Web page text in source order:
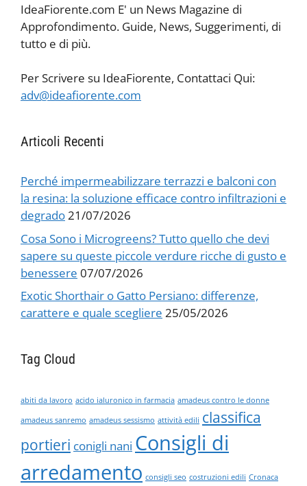
IdeaFiorente.com E' un News Magazine di
Approfondimento. Guide, News, Suggerimenti, di
tutto e di più.
Per Scrivere su IdeaFiorente, Contattaci Qui:
adv@ideafiorente.com
Articoli Recenti
Perché impermeabilizzare terrazzi e balconi con
la resina: la soluzione efficace contro infiltrazioni e
degrado21/07/2026
Cosa Sono i Microgreens? Tutto quello che devi
sapere su queste piccole verdure ricche di gusto e
benessere 07/07/2026
Exotic Shorthair o Gatto Persiano: differenze,
carattere e quale scegliere 25/05/2026
Tag Cloud
abiti da lavoro acido ialuronico in farmacia amadeus contro le donne
amadeus sanremo amadeus sessismo attività edili classifica
portieri conigli nani Consigli di
arredamento consigli seo costruzioni edili Cronaca